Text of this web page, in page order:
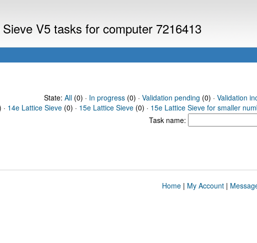
V5 tasks for computer 7216413
State: All(0) · In progress(0) · Validation pending (0) · Validation
· 14e Lattice Sieve (0) · 15e Lattice Sieve (0) · 15e Lattice Sieve for smaller
Task name:
Home| My Account|